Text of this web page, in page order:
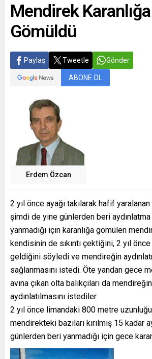
Mendirek Karanlığa
Gömüldü
Paylaş Tweetle Gönder
ABONE OL
Erdem Özcan
2 yıl önce ayağı takılarak hafif
şimdi de yine günlerden beri aydınlatma
yanmadığı için karanlığa gömülen
kendisinin de sıkıntı çektiğini, 2 yıl
geldiğini söyledi ve mendireğin
sağlanmasını istedi. Öte yandan gece
avına çıkan olta balıkçıları da
aydınlatılmasını istediler.
2 yıl önce limandaki 800 metre
mendirekteki bazıları kırılmış 15 kadar
günlerden beri yanmadığı için gece